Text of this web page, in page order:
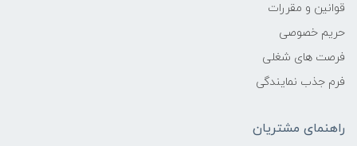
قوانین و مقررات
حریم خصوصی
فرصت های شغلی
فرم جذب نمایندگی
راهنمای مشتریان